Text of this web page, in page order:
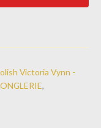
Victoria Vynn -
ONGLERIE,